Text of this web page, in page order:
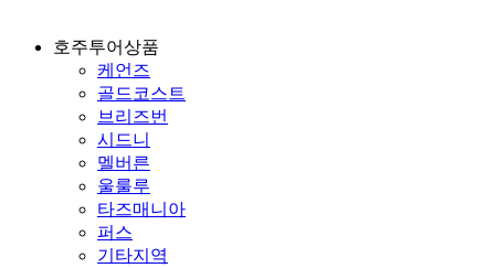
호주투어상품
케언즈
골드코스트
브리즈번
시드니
멜버른
울룰루
타즈매니아
퍼스
기타지역